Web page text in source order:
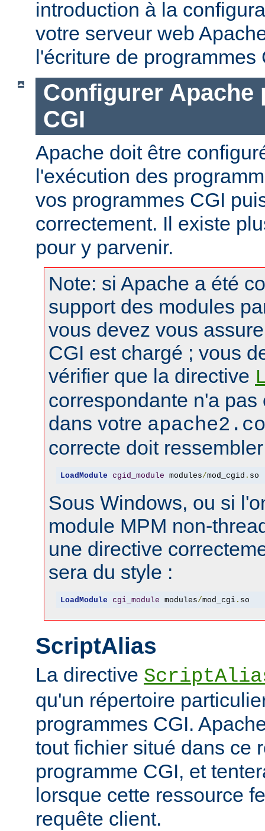
introduction à la
votre serveur web
l'écriture de programmes
Configurer Apache
CGI
Apache doit être
l'exécution des
vos programmes CGI
correctement. Il existe
pour y parvenir.
Note: si Apache a été
support des modules
vous devez vous
CGI est chargé ; vous
vérifier que la directive
correspondante n'a pas
dans votre
correcte doit
LoadModule cgid_module modules/mod_cgid . so
Sous Windows, ou si
module MPM non-
une directive
sera du style :
LoadModule cgi_module modules/mod_cgi. so
ScriptAlias
La directive
qu'un répertoire
programmes CGI.
tout fichier situé dans ce
programme CGI, et
lorsque cette ressource
requête client.